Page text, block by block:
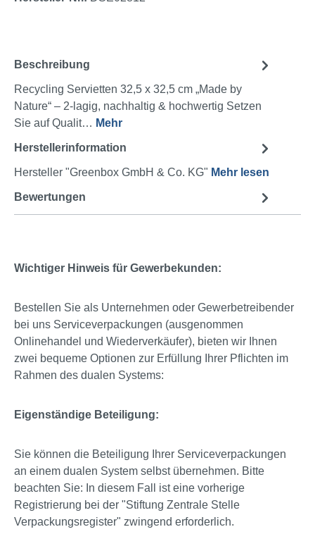
Beschreibung
Recycling Servietten 32,5 x 32,5 cm „Made by
Nature“ – 2-lagig, nachhaltig & hochwertig Setzen
Sie auf Qualit… Mehr
Herstellerinformation
Hersteller "Greenbox GmbH & Co. KG" Mehr lesen
Bewertungen
Wichtiger Hinweis für Gewerbekunden:
Bestellen Sie als Unternehmen oder Gewerbetreibender
bei uns Serviceverpackungen (ausgenommen
Onlinehandel und Wiederverkäufer), bieten wir Ihnen
zwei bequeme Optionen zur Erfüllung Ihrer Pflichten im
Rahmen des dualen Systems:
Eigenständige Beteiligung:
Sie können die Beteiligung Ihrer Serviceverpackungen
an einem dualen System selbst übernehmen. Bitte
beachten Sie: In diesem Fall ist eine vorherige
Registrierung bei der "Stiftung Zentrale Stelle
Verpackungsregister" zwingend erforderlich.